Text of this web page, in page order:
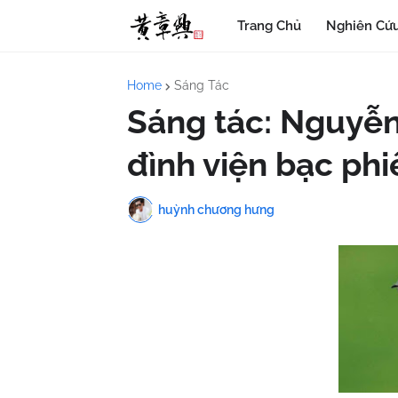
Trang Chủ Nghiên
Home Sáng Tác
Sáng tác:
đình viện bạc
huỳnh chương hưng